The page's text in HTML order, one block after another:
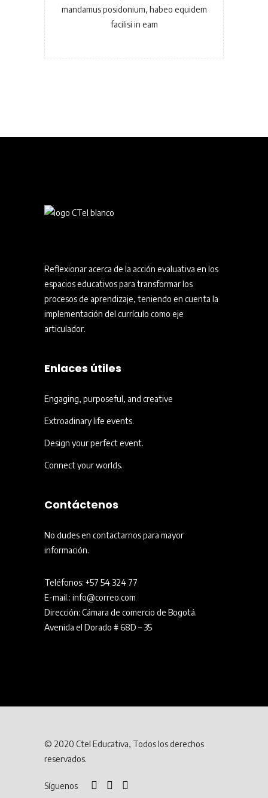
mandamus posidonium, habeo equidem
facilisi in eam
Reflexionar acerca de la acción evaluativa en los
espacios educativos para transformar los
procesos de aprendizaje, teniendo en cuenta la
implementación del currículo como eje
articulador.
Enlaces útiles
Engaging, purposeful, and creative
Extroadinary life events.
Design your perfect event.
Connect your worlds.
Contáctenos
No dudes en contactarnos para mayor
información.
Teléfonos: +57 54 324 77
E-mail.: info@correo.com
Dirección: Cámara de comercio de Bogotá.
Avenida el Dorado # 68D – 35
© 2020 Ctel Educativa, Todos los derechos
reservados.
Síguenos